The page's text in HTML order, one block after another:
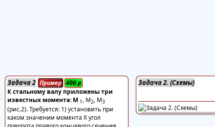
Задача 2 Пример 400р
К стальному валу приложены три
известных момента: M 1 , M2, M3
(рис.2). Требуется: 1) установить при
каком значении момента X угол
Задача 2. (Схемы)